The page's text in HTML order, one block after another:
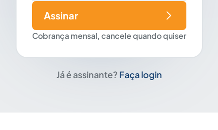
Cobrança mensal, cancele quando quiser
Assinar
Já é assinante? Faça login